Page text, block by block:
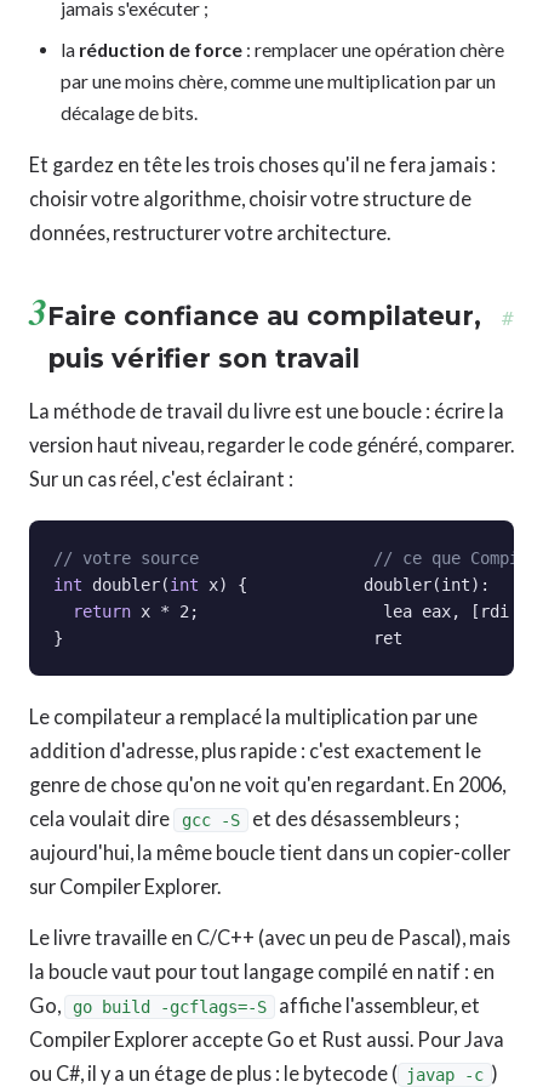
jamais s'exécuter ;
la réduction de force : remplacer une opération chère
par une moins chère, comme une multiplication par un
décalage de bits.
Et gardez en tête les trois choses qu'il ne fera jamais :
choisir votre algorithme, choisir votre structure de
données, restructurer votre architecture.
3Faire confiance au compilateur,
puis vérifier son travail
#
La méthode de travail du livre est une boucle : écrire la
version haut niveau, regarder le code généré, comparer.
Sur un cas réel, c'est éclairant :
// votre source                  // ce que Compiler
int doubler(int x) {            doubler(int):
return x * 2;                   lea eax, [rdi
}                                ret
Le compilateur a remplacé la multiplication par une
addition d'adresse, plus rapide : c'est exactement le
genre de chose qu'on ne voit qu'en regardant. En 2006,
cela voulait dire
gcc -S
et des désassembleurs ;
aujourd'hui, la même boucle tient dans un copier-coller
sur Compiler Explorer.
Le livre travaille en C/C++ (avec un peu de Pascal), mais
la boucle vaut pour tout langage compilé en natif : en
Go,
go build -gcflags=-S
affiche l'assembleur, et
Compiler Explorer accepte Go et Rust aussi. Pour Java
ou C#, il y a un étage de plus : le bytecode ( javap -c )